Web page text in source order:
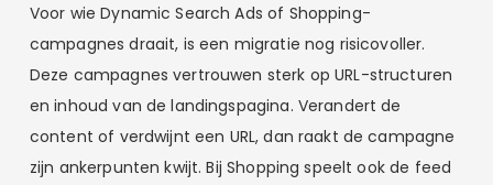
Voor wie Dynamic Search Ads of Shopping-
campagnes draait, is een migratie nog risicovoller.
Deze campagnes vertrouwen sterk op URL-structuren
en inhoud van de landingspagina. Verandert de
content of verdwijnt een URL, dan raakt de campagne
zijn ankerpunten kwijt. Bij Shopping speelt ook de feed